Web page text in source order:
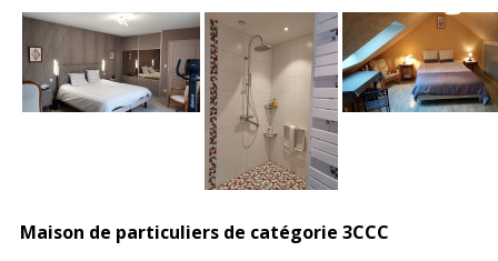
Maison de particuliers de catégorie 3CCC